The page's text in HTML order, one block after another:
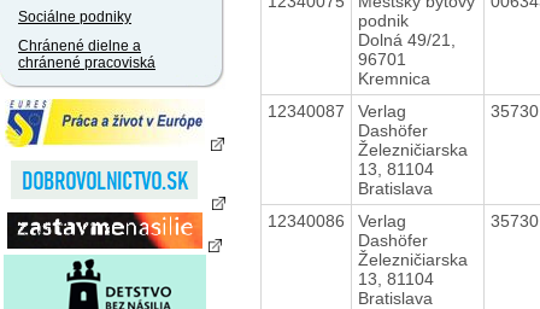
Sociálne podniky
Chránené dielne a
chránené pracoviská
podnik
Dolná 49/21,
96701
Kremnica
12340087
Verlag
Dashöfer
Železničiarska
13, 81104
Bratislava
12340086
Verlag
Dashöfer
Železničiarska
13, 81104
Bratislava